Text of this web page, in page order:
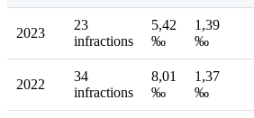
2023
23
infractions
5,42
‰
1,39
‰
2022
34
infractions
8,01
‰
1,37
‰